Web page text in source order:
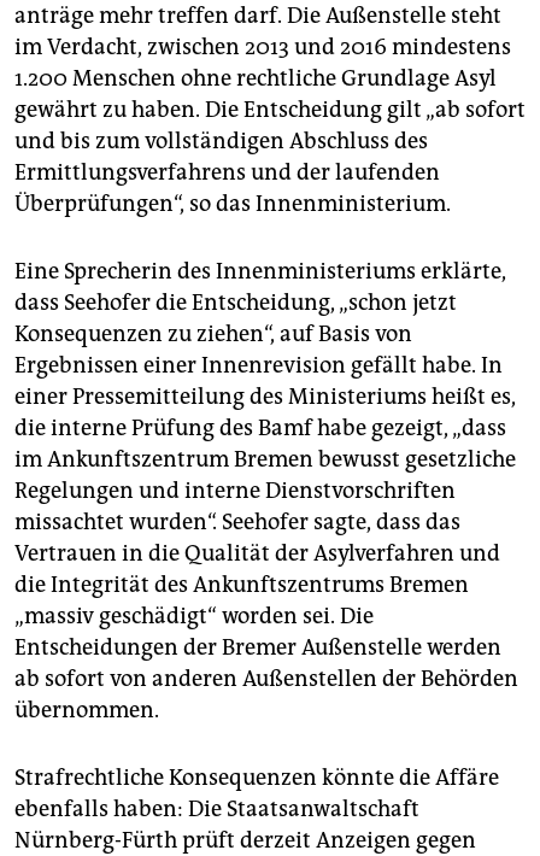
anträge mehr treffen darf. Die Außenstelle steht
im Verdacht, zwischen 2013 und 2016 mindestens
1.200 Menschen ohne rechtliche Grundlage Asyl
gewährt zu haben. Die Entscheidung gilt „ab sofort
und bis zum vollständigen Abschluss des
Ermittlungsverfahrens und der laufenden
Überprüfungen“, so das Innenministerium.
Eine Sprecherin des Innenministeriums erklärte,
dass Seehofer die Entscheidung, „schon jetzt
Konsequenzen zu ziehen“, auf Basis von
Ergebnissen einer Innenrevision gefällt habe. In
einer Pressemitteilung des Ministeriums heißt es,
die interne Prüfung des Bamf habe gezeigt, „dass
im Ankunftszentrum Bremen bewusst gesetzliche
Regelungen und interne Dienstvorschriften
missachtet wurden“. Seehofer sagte, dass das
Vertrauen in die Qualität der Asylverfahren und
die Integrität des Ankunftszentrums Bremen
„massiv geschädigt“ worden sei. Die
Entscheidungen der Bremer Außenstelle werden
ab sofort von anderen Außenstellen der Behörden
übernommen.
Strafrechtliche Konsequenzen könnte die Affäre
ebenfalls haben: Die Staatsanwaltschaft
Nürnberg-Fürth prüft derzeit Anzeigen gegen